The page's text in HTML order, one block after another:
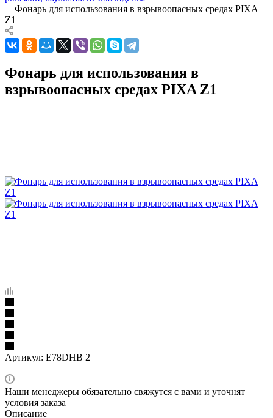
—Фонарь для использования в взрывоопасных средах PIXA
Z1
Фонарь для использования в
взрывоопасных средах PIXA Z1
Артикул: E78DHB 2
Наши менеджеры обязательно свяжутся с вами и уточнят
условия заказа
Описание